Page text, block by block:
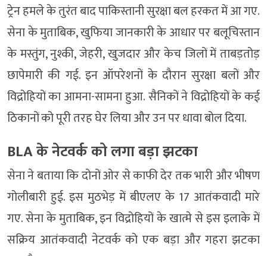
ट्रेन हमले के तुरंत बाद पाकिस्तानी सुरक्षा बल हरकत में आ गए.
सेना के मुताबिक, खुफिया जानकारी के आधार पर बलूचिस्तान
के मस्तुंग, नुश्की, जेहरी, खुजदार और केच जिलों में ताबड़तोड़
छापेमारी की गई. इन ऑपरेशनों के दौरान सुरक्षा बलों और
विद्रोहियों का आमना-सामना हुआ. सैनिकों ने विद्रोहियों के कई
ठिकानों को पूरी तरह घेर लिया और उन पर धावा बोल दिया.
BLA के नेटवर्क को लगा बड़ा झटका
सेना ने बताया कि दोनों ओर से काफी देर तक भारी और भीषण
गोलीबारी हुई. इस मुठभेड़ में बीएलए के 17 आतंकवादी मारे
गए. सेना के मुताबिक, इन विद्रोहियों के खात्मे से इस इलाके में
सक्रिय आतंकवादी नेटवर्क को एक बड़ा और गहरा झटका